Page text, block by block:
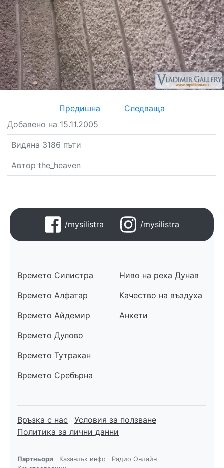
Предишна
Следваща
Добавено на 15.11.2005
Видяна 3186 пъти
Автор the_heaven
/mysilistra /mysilistra
Времето Силистра
Времето Алфатар
Времето Айдемир
Времето Дулово
Времето Тутракан
Времето Сребърна
Ниво на река Дунав
Качество на въздуха
Анкети
Връзка с нас
Условия за ползване
Политика за лични данни
Партньори Казанлък инфо
Радио Онлайн